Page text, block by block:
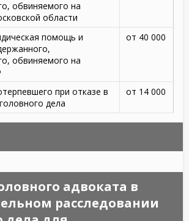
обвиняемого на
области
помощь и
обвиняемого на
от 40 000
при отказе в
дела
от 14 000
адвоката в
расследовании